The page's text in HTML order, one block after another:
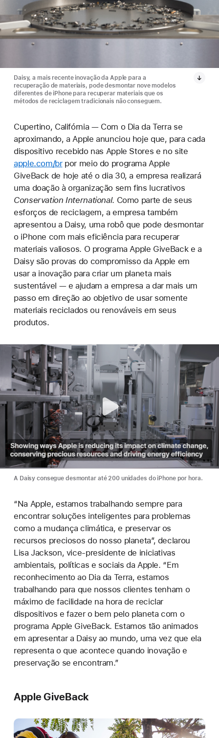
Daisy, a mais recente inovação da Apple para a
recuperação de materiais, pode desmontar nove modelos
diferentes de iPhone para recuperar materiais que os
métodos de reciclagem tradicionais não conseguem.
Cupertino, Califórnia — Com o Dia da Terra se
aproximando, a Apple anunciou hoje que, para cada
dispositivo recebido nas Apple Stores e no site
apple.com/brpor meio do programa Apple
GiveBack de hoje até o dia 30, a empresa realizará
uma doação à organização sem fins lucrativos
Conservation International. Como parte de seus
esforços de reciclagem, a empresa também
apresentou a Daisy, uma robô que pode desmontar
o iPhone com mais eficiência para recuperar
materiais valiosos. O programa Apple GiveBack e a
Daisy são provas do compromisso da Apple em
usar a inovação para criar um planeta mais
sustentável — e ajudam a empresa a dar mais um
passo em direção ao objetivo de usar somente
materiais reciclados ou renováveis em seus
produtos.
A Daisy consegue desmontar até 200 unidades do iPhone por hora.
“Na Apple, estamos trabalhando sempre para
encontrar soluções inteligentes para problemas
como a mudança climática, e preservar os
recursos preciosos do nosso planeta”, declarou
Lisa Jackson, vice-presidente de iniciativas
ambientais, políticas e sociais da Apple. “Em
reconhecimento ao Dia da Terra, estamos
trabalhando para que nossos clientes tenham o
máximo de facilidade na hora de reciclar
dispositivos e fazer o bem pelo planeta com o
programa Apple GiveBack. Estamos tão animados
em apresentar a Daisy ao mundo, uma vez que ela
representa o que acontece quando inovação e
preservação se encontram.”
Apple GiveBack